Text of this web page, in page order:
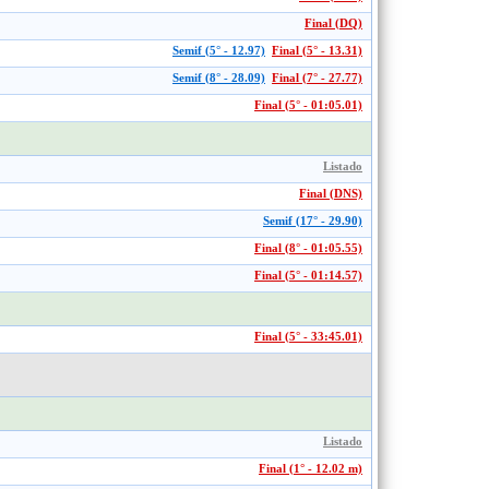
Final (DQ)
Final (5° - 13.31)
Semif (5° - 12.97)
Final (7° - 27.77)
Semif (8° - 28.09)
Final (5° - 01:05.01)
Listado
Final (DNS)
Semif (17° - 29.90)
Final (8° - 01:05.55)
Final (5° - 01:14.57)
Final (5° - 33:45.01)
Listado
Final (1° - 12.02 m)